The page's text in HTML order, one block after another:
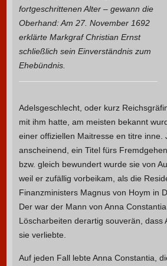
fortgeschrittenen Alter – gewann die
Oberhand: Am 27. November 1692
erklärte Markgraf Christian Ernst
schließlich sein Einverständnis zum
Ehebündnis.
Adelsgeschlecht, oder kurz
mit ihm hatte, am meisten bekannt
einer offiziellen Maitresse en titre inne.
anscheinend, ein Titel fürs
bzw. gleich bewundert wurde sie von
weil er zufällig vorbeikam, als die
Finanzministers Magnus von Hoym in
Der war der Mann von Anna
Löscharbeiten derartig souverän, dass
sie verliebte.
Auf jeden Fall lebte Anna Constantia,